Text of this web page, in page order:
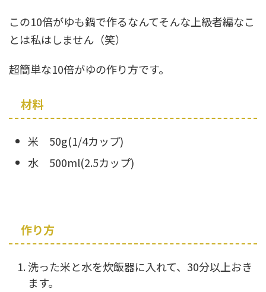
この10倍がゆも鍋で作るなんてそんな上級者編なこ
とは私はしません（笑）
超簡単な10倍がゆの作り方です。
材料
米 50g(1/4カップ)
水 500ml(2.5カップ)
作り方
洗った米と水を炊飯器に入れて、30分以上おき
ます。